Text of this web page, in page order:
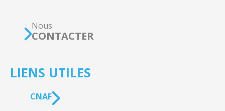
Nous
CONTACTER
LIENS UTILES
CNAF